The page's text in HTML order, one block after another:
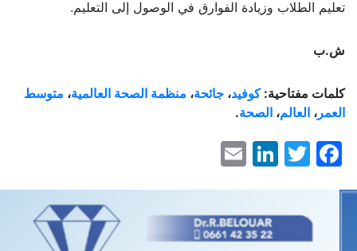
تعليم الطلاب وزيادة الفوارق في الوصول إلى التعليم.
ش.ب
كلمات مفتاحية:كوفيد، جائحة، منظمة الصحة العالمية، متوسط
العمر ، العالم، الصحة.
Facebook
Twitter
LinkedIn